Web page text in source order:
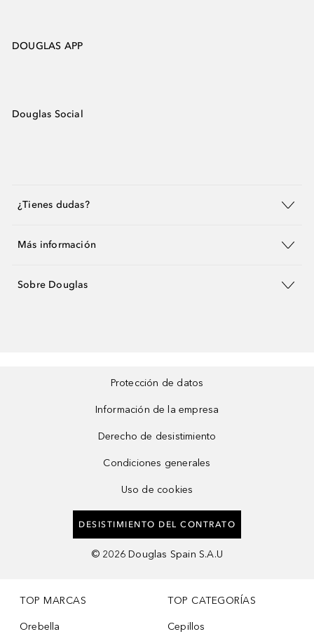
DOUGLAS APP
Douglas Social
¿Tienes dudas?
Más información
Sobre Douglas
Protección de datos
Información de la empresa
Derecho de desistimiento
Condiciones generales
Uso de cookies
DESISTIMIENTO DEL CONTRATO
© 2026 Douglas Spain S.A.U
TOP MARCAS
Orebella
TOP CATEGORÍAS
Cepillos